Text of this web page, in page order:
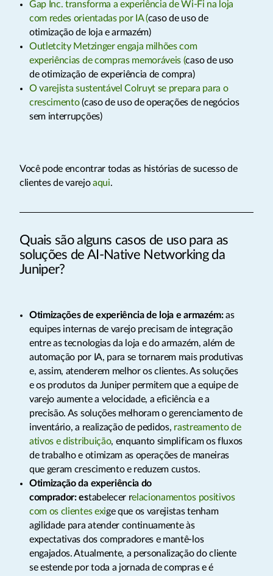
Gap Inc. transforma a experiência de Wi-Fi na loja
com redes orientadas por IA (caso de uso de
otimização de loja e armazém)
Outletcity Metzinger engaja milhões com
experiências de compras memoráveis (caso de uso
de otimização de experiência de compra)
O varejista sustentável Colruyt se prepara para o
crescimento(caso de uso de operações de negócios
sem interrupções)
Você pode encontrar todas as histórias de sucesso de
clientes de varejoaqui.
Quais são alguns casos de uso para as
soluções de AI-Native Networking da
Juniper?
Otimizações de experiência de loja e armazém:as
equipes internas de varejo precisam de integração
entre as tecnologias da loja e do armazém, além de
automação por IA, para se tornarem mais produtivas
e, assim, atenderem melhor os clientes. As soluções
e os produtos da Juniper permitem que a equipe de
varejo aumente a velocidade, a eficiência e a
precisão. As soluções melhoram o gerenciamento de
inventário, a realização de pedidos, rastreamento de
ativos e distribuição, enquanto simplificam os fluxos
de trabalho e otimizam as operações de maneiras
que geram crescimento e reduzem custos.
Otimização da experiência do
comprador: estabelecer relacionamentos positivos
com os clientes exige que os varejistas tenham
agilidade para atender continuamente às
expectativas dos compradores e mantê-los
engajados. Atualmente, a personalização do cliente
se estende por toda a jornada de compras e é